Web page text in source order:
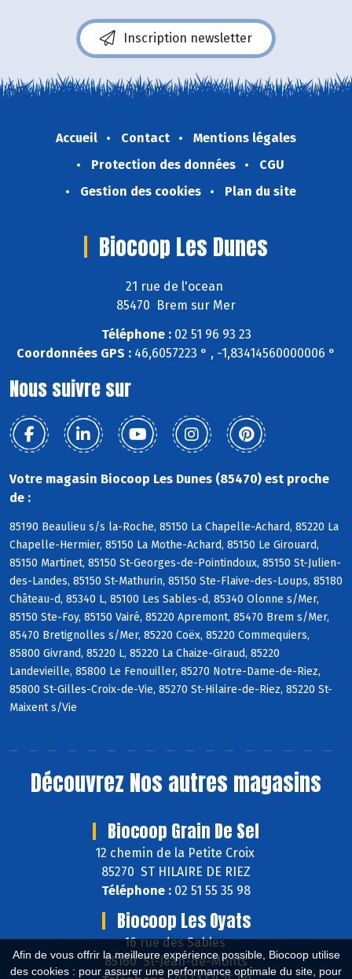
Afin de vous offrir la meilleure expérience possible, Biocoop utilise
des cookies : pour assurer une performance optimale du site, pour
Inscription newsletter
Accueil Contact
Mentions légales
Protection des données
CGU
Gestion des cookies
Plan du site
Biocoop Les Dunes
21 rue de l'ocean
85470 Brem sur Mer
Téléphone :02 51 96 93 23
Coordonnées GPS : 46,6057223 ° , -1,83414560000006 °
Nous suivre sur
Votre magasin Biocoop Les Dunes (85470) est proche
de :
85190 Beaulieu s/s la-Roche, 85150 La Chapelle-Achard, 85220 La
Chapelle-Hermier, 85150 La Mothe-Achard, 85150 Le Girouard,
85150 Martinet, 85150 St-Georges-de-Pointindoux, 85150 St-Julien-
des-Landes, 85150 St-Mathurin, 85150 Ste-Flaive-des-Loups, 85180
Château-d, 85340 L, 85100 Les Sables-d, 85340 Olonne s/Mer,
85150 Ste-Foy, 85150 Vairé, 85220 Apremont, 85470 Brem s/Mer,
85470 Bretignolles s/Mer, 85220 Coëx, 85220 Commequiers,
85800 Givrand, 85220 L, 85220 La Chaize-Giraud, 85220
Landevieille, 85800 Le Fenouiller, 85270 Notre-Dame-de-Riez,
85800 St-Gilles-Croix-de-Vie, 85270 St-Hilaire-de-Riez, 85220 St-
Maixent s/Vie
Découvrez Nos autres magasins
Biocoop Grain De Sel
12 chemin de la Petite Croix
85270 ST HILAIRE DE RIEZ
Téléphone : 02 51 55 35 98
Biocoop Les Oyats
16 rue des Sables
85160 St-Jean-de-Monts